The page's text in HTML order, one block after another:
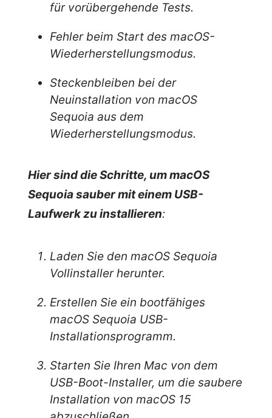
für vorübergehende Tests.
Fehler beim Start des macOS-
Wiederherstellungsmodus.
Steckenbleiben bei der
Neuinstallation von macOS
Sequoia aus dem
Wiederherstellungsmodus.
Hier sind die Schritte, um macOS
Sequoia sauber mit einem USB-
Laufwerk zu installieren:
Laden Sie den macOS Sequoia
Vollinstaller herunter.
Erstellen Sie ein bootfähiges
macOS Sequoia USB-
Installationsprogramm.
Starten Sie Ihren Mac von dem
USB-Boot-Installer, um die saubere
Installation von macOS 15